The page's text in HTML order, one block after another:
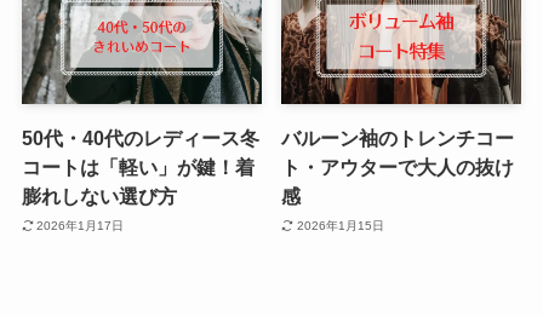
50代・40代のレディース冬
コートは「軽い」が鍵！着
膨れしない選び方
2026年1月17日
バルーン袖のトレンチコー
ト・アウターで大人の抜け
感
2026年1月15日